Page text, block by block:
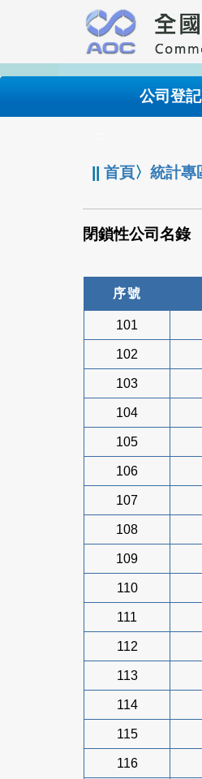
要
內
公司登記
||首頁〉統計專
閉鎖性公司名錄
序號
101
102
103
104
105
106
107
108
109
110
111
112
113
114
115
116